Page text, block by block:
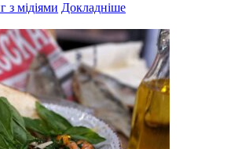
з мідіями Докладніше